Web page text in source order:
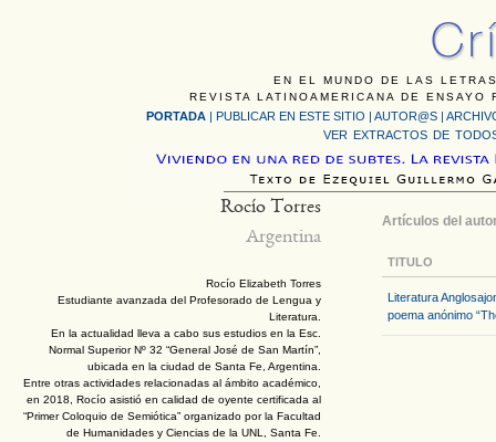
EN EL MUNDO DE LAS
REVISTA LATINOAMERICANA DE
PORTADA | PUBLICAR EN ESTE SITIO | AUTOR@S |
VER EXTRACTOS DE
Rocío Torres
Argentina
Rocío Elizabeth Torres
Estudiante avanzada del Profesorado de Lengua y
Literatura.
En la actualidad lleva a cabo sus estudios en la Esc.
Normal Superior Nº 32 “General José de San Martín”,
ubicada en la ciudad de Santa Fe, Argentina.
Entre otras actividades relacionadas al ámbito académico,
en 2018, Rocío asistió en calidad de oyente certificada al
“Primer Coloquio de Semiótica” organizado por la Facultad
de Humanidades y Ciencias de la UNL, Santa Fe.
Artículos del
TITULO
Literatura
poema anónimo